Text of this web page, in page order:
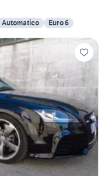
Automatico Euro 6